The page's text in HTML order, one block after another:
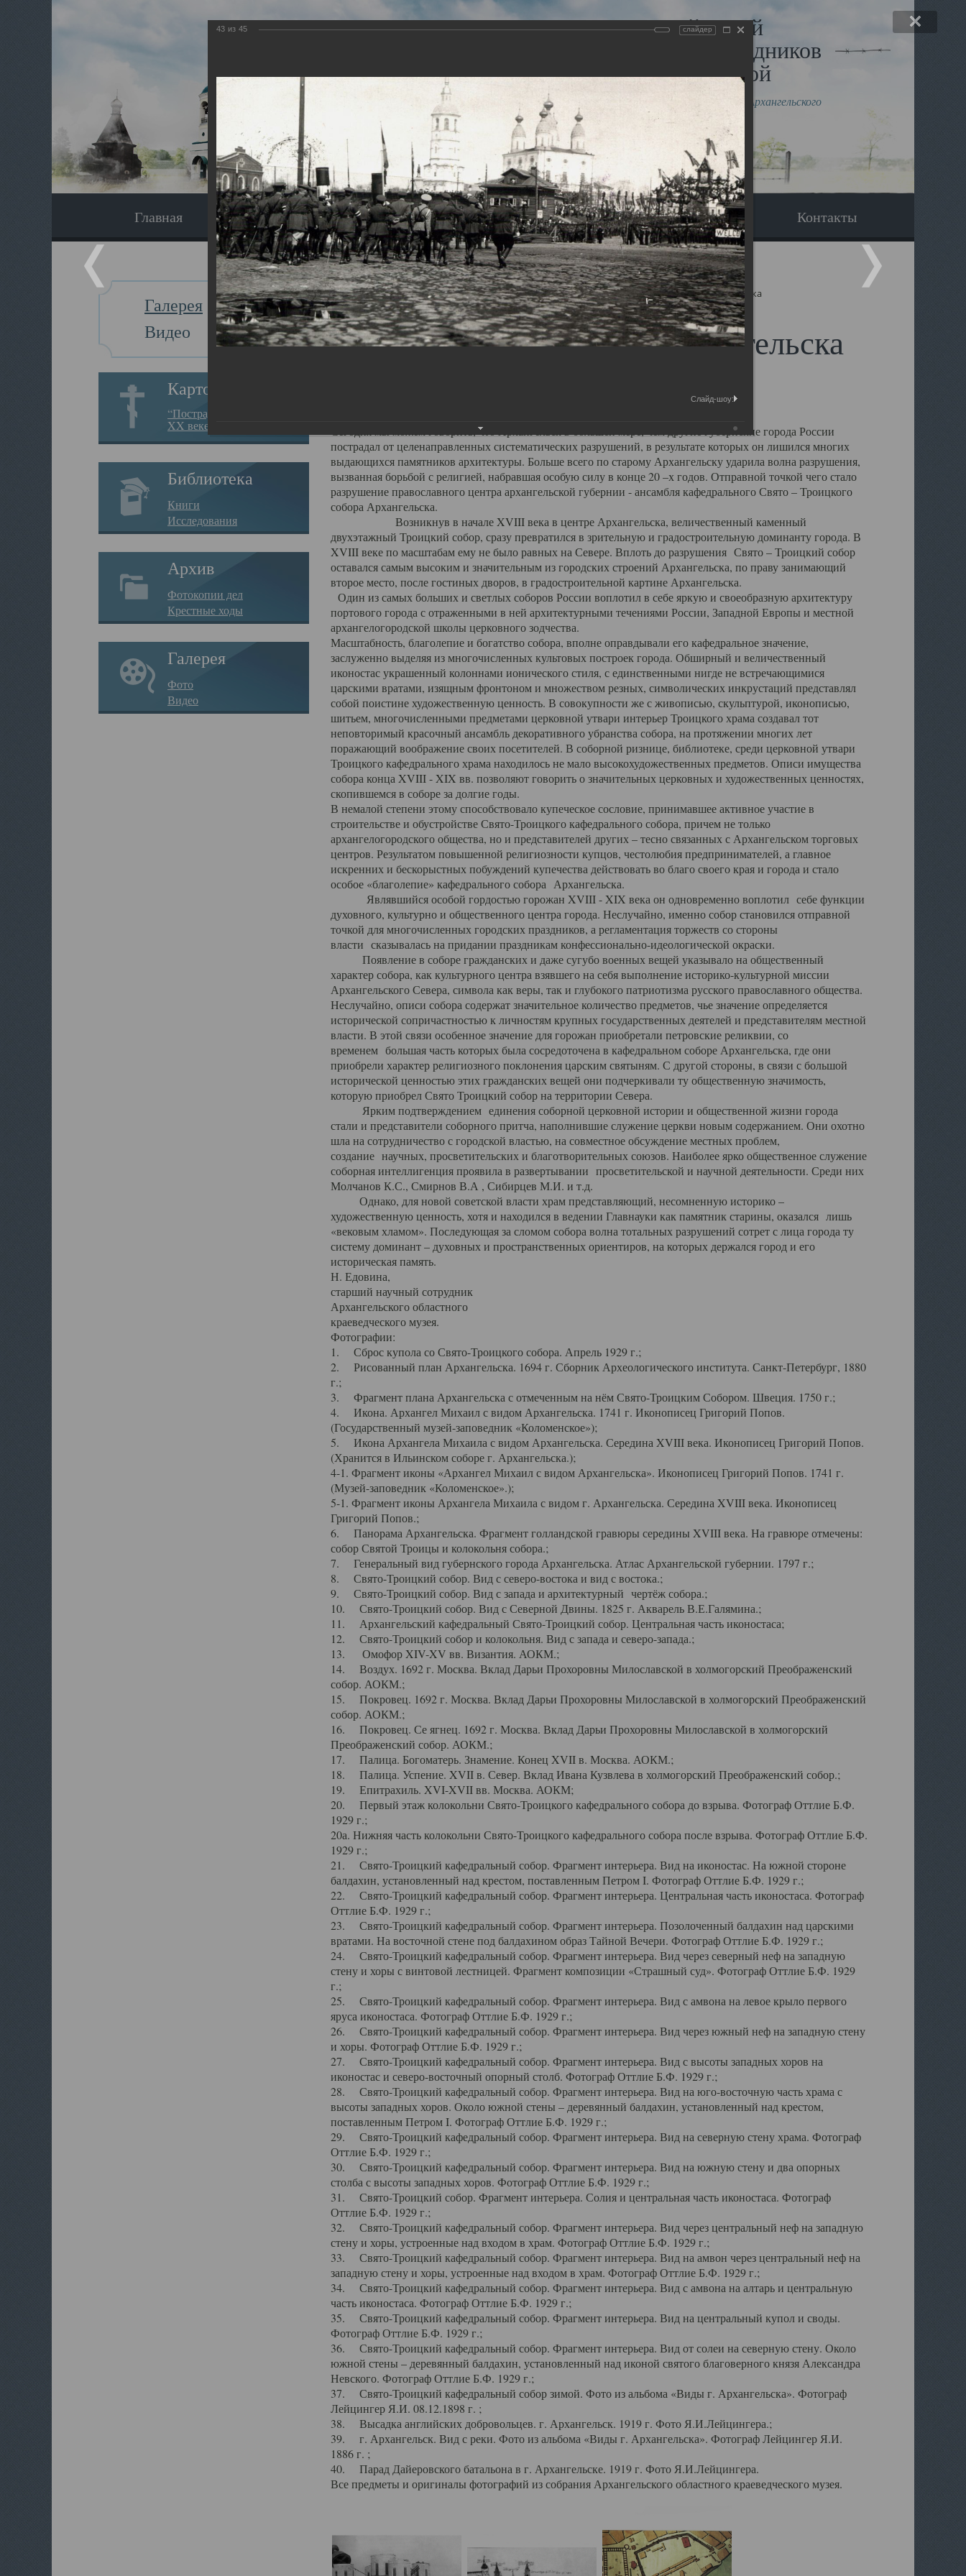
Виртуальный музей
Новомучеников и исповедников
Земли Архангельской
Сайт создан по благословлению митрополита Архангельского
и Холмогорского Даниила
Главная Экскурсия Наследники Галерея Вопрос-ответ Контакты
Галерея
Видео
Картотека
“Пострадавшие за веру в
XX веке на Севере”
Библиотека
Книги
Исследования
Архив
Фотокопии дел
Крестные ходы
Галерея
Фото
Видео
Главная Галерея Храмы-мученики Архангельска Свято-Троицкий собор Архангельска
Свято-Троицкий собор Архангельска
Сегодня мы можем говорить, что Архангельск в большей мере, чем другие губернские города России
пострадал от целенаправленных систематических разрушений, в результате которых он лишился многих
выдающихся памятников архитектуры. Больше всего по старому Архангельску ударила волна разрушения,
вызванная борьбой с религией, набравшая особую силу в конце 20 –х годов. Отправной точкой чего стало
разрушение православного центра архангельской губернии - ансамбля кафедрального Свято – Троицкого
собора Архангельска.
Возникнув в начале XVIII века в центре Архангельска, величественный каменный
двухэтажный Троицкий собор, сразу превратился в зрительную и градостроительную доминанту города. В
XVIII веке по масштабам ему не было равных на Севере. Вплоть до разрушения Свято – Троицкий собор
оставался самым высоким и значительным из городских строений Архангельска, по праву занимающий
второе место, после гостиных дворов, в градостроительной картине Архангельска.
Один из самых больших и светлых соборов России воплотил в себе яркую и своеобразную архитектуру
портового города с отраженными в ней архитектурными течениями России, Западной Европы и местной
архангелогородской школы церковного зодчества.
Масштабность, благолепие и богатство собора, вполне оправдывали его кафедральное значение,
заслуженно выделяя из многочисленных культовых построек города. Обширный и величественный
иконостас украшенный колоннами ионического стиля, с единственными нигде не встречающимися
царскими вратами, изящным фронтоном и множеством резных, символических инкрустаций представлял
собой поистине художественную ценность. В совокупности же с живописью, скульптурой, иконописью,
шитьем, многочисленными предметами церковной утвари интерьер Троицкого храма создавал тот
неповторимый красочный ансамбль декоративного убранства собора, на протяжении многих лет
поражающий воображение своих посетителей. В соборной ризнице, библиотеке, среди церковной утвари
Троицкого кафедрального храма находилось не мало высокохудожественных предметов. Описи имущества
собора конца XVIII - XIX вв. позволяют говорить о значительных церковных и художественных ценностях,
скопившемся в соборе за долгие годы.
В немалой степени этому способствовало купеческое сословие, принимавшее активное участие в
строительстве и обустройстве Свято-Троицкого кафедрального собора, причем не только
архангелогородского общества, но и представителей других – тесно связанных с Архангельском торговых
центров. Результатом повышенной религиозности купцов, честолюбия предпринимателей, а главное
искренних и бескорыстных побуждений купечества действовать во благо своего края и города и стало
особое «благолепие» кафедрального собора Архангельска.
Являвшийся особой гордостью горожан XVIII - XIX века он одновременно воплотил себе функции
духовного, культурно и общественного центра города. Неслучайно, именно собор становился отправной
точкой для многочисленных городских праздников, а регламентация торжеств со стороны
власти сказывалась на придании праздникам конфессионально-идеологической окраски.
Появление в соборе гражданских и даже сугубо военных вещей указывало на общественный
характер собора, как культурного центра взявшего на себя выполнение историко-культурной миссии
Архангельского Севера, символа как веры, так и глубокого патриотизма русского православного общества.
Неслучайно, описи собора содержат значительное количество предметов, чье значение определяется
исторической сопричастностью к личностям крупных государственных деятелей и представителям местной
власти. В этой связи особенное значение для горожан приобретали петровские реликвии, со
временем большая часть которых была сосредоточена в кафедральном соборе Архангельска, где они
приобрели характер религиозного поклонения царским святыням. С другой стороны, в связи с большой
исторической ценностью этих гражданских вещей они подчеркивали ту общественную значимость,
которую приобрел Свято Троицкий собор на территории Севера.
Ярким подтверждением единения соборной церковной истории и общественной жизни города
стали и представители соборного притча, наполнившие служение церкви новым содержанием. Они охотно
шла на сотрудничество с городской властью, на совместное обсуждение местных проблем,
создание научных, просветительских и благотворительных союзов. Наиболее ярко общественное служение
соборная интеллигенция проявила в развертывании просветительской и научной деятельности. Среди них
Молчанов К.С., Смирнов В.А , Сибирцев М.И. и т.д.
Однако, для новой советской власти храм представляющий, несомненную историко –
художественную ценность, хотя и находился в ведении Главнауки как памятник старины, оказался лишь
«вековым хламом». Последующая за сломом собора волна тотальных разрушений сотрет с лица города ту
систему доминант – духовных и пространственных ориентиров, на которых держался город и его
историческая память.
Н. Едовина,
старший научный сотрудник
Архангельского областного
краеведческого музея.
Фотографии:
1. Сброс купола со Свято-Троицкого собора. Апрель 1929 г.;
2. Рисованный план Архангельска. 1694 г. Сборник Археологического института. Санкт-Петербург, 1880
г.;
3. Фрагмент плана Архангельска с отмеченным на нём Свято-Троицким Собором. Швеция. 1750 г.;
4. Икона. Архангел Михаил с видом Архангельска. 1741 г. Иконописец Григорий Попов.
(Государственный музей-заповедник «Коломенское»);
5. Икона Архангела Михаила с видом Архангельска. Середина XVIII века. Иконописец Григорий Попов.
(Хранится в Ильинском соборе г. Архангельска.);
4-1. Фрагмент иконы «Архангел Михаил с видом Архангельска». Иконописец Григорий Попов. 1741 г.
(Музей-заповедник «Коломенское».);
5-1. Фрагмент иконы Архангела Михаила с видом г. Архангельска. Середина XVIII века. Иконописец
Григорий Попов.;
6. Панорама Архангельска. Фрагмент голландской гравюры середины XVIII века. На гравюре отмечены:
собор Святой Троицы и колокольня собора.;
7. Генеральный вид губернского города Архангельска. Атлас Архангельской губернии. 1797 г.;
8. Свято-Троицкий собор. Вид с северо-востока и вид с востока.;
9. Свято-Троицкий собор. Вид с запада и архитектурный чертёж собора.;
10. Свято-Троицкий собор. Вид с Северной Двины. 1825 г. Акварель В.Е.Галямина.;
11. Архангельский кафедральный Свято-Троицкий собор. Центральная часть иконостаса;
12. Свято-Троицкий собор и колокольня. Вид с запада и северо-запада.;
13. Омофор XIV-XV вв. Византия. АОКМ.;
14. Воздух. 1692 г. Москва. Вклад Дарьи Прохоровны Милославской в холмогорский Преображенский
собор. АОКМ.;
15. Покровец. 1692 г. Москва. Вклад Дарьи Прохоровны Милославской в холмогорский Преображенский
собор. АОКМ.;
16. Покровец. Се ягнец. 1692 г. Москва. Вклад Дарьи Прохоровны Милославской в холмогорский
Преображенский собор. АОКМ.;
17. Палица. Богоматерь. Знамение. Конец XVII в. Москва. АОКМ.;
18. Палица. Успение. XVII в. Север. Вклад Ивана Кузвлева в холмогорский Преображенский собор.;
19. Епитрахиль. XVI-XVII вв. Москва. АОКМ;
20. Первый этаж колокольни Свято-Троицкого кафедрального собора до взрыва. Фотограф Оттлие Б.Ф.
1929 г.;
20а. Нижняя часть колокольни Свято-Троицкого кафедрального собора после взрыва. Фотограф Оттлие Б.Ф.
1929 г.;
21. Свято-Троицкий кафедральный собор. Фрагмент интерьера. Вид на иконостас. На южной стороне
балдахин, установленный над крестом, поставленным Петром I. Фотограф Оттлие Б.Ф. 1929 г.;
22. Свято-Троицкий кафедральный собор. Фрагмент интерьера. Центральная часть иконостаса. Фотограф
Оттлие Б.Ф. 1929 г.;
23. Свято-Троицкий кафедральный собор. Фрагмент интерьера. Позолоченный балдахин над царскими
вратами. На восточной стене под балдахином образ Тайной Вечери. Фотограф Оттлие Б.Ф. 1929 г.;
24. Свято-Троицкий кафедральный собор. Фрагмент интерьера. Вид через северный неф на западную
стену и хоры с винтовой лестницей. Фрагмент композиции «Страшный суд». Фотограф Оттлие Б.Ф. 1929
г.;
25. Свято-Троицкий кафедральный собор. Фрагмент интерьера. Вид с амвона на левое крыло первого
яруса иконостаса. Фотограф Оттлие Б.Ф. 1929 г.;
26. Свято-Троицкий кафедральный собор. Фрагмент интерьера. Вид через южный неф на западную стену
и хоры. Фотограф Оттлие Б.Ф. 1929 г.;
27. Свято-Троицкий кафедральный собор. Фрагмент интерьера. Вид с высоты западных хоров на
иконостас и северо-восточный опорный столб. Фотограф Оттлие Б.Ф. 1929 г.;
28. Свято-Троицкий кафедральный собор. Фрагмент интерьера. Вид на юго-восточную часть храма с
высоты западных хоров. Около южной стены – деревянный балдахин, установленный над крестом,
поставленным Петром I. Фотограф Оттлие Б.Ф. 1929 г.;
29. Свято-Троицкий кафедральный собор. Фрагмент интерьера. Вид на северную стену храма. Фотограф
Оттлие Б.Ф. 1929 г.;
30. Свято-Троицкий кафедральный собор. Фрагмент интерьера. Вид на южную стену и два опорных
столба с высоты западных хоров. Фотограф Оттлие Б.Ф. 1929 г.;
31. Свято-Троицкий собор. Фрагмент интерьера. Солия и центральная часть иконостаса. Фотограф
Оттлие Б.Ф. 1929 г.;
32. Свято-Троицкий кафедральный собор. Фрагмент интерьера. Вид через центральный неф на западную
стену и хоры, устроенные над входом в храм. Фотограф Оттлие Б.Ф. 1929 г.;
33. Свято-Троицкий кафедральный собор. Фрагмент интерьера. Вид на амвон через центральный неф на
западную стену и хоры, устроенные над входом в храм. Фотограф Оттлие Б.Ф. 1929 г.;
34. Свято-Троицкий кафедральный собор. Фрагмент интерьера. Вид с амвона на алтарь и центральную
часть иконостаса. Фотограф Оттлие Б.Ф. 1929 г.;
35. Свято-Троицкий кафедральный собор. Фрагмент интерьера. Вид на центральный купол и своды.
Фотограф Оттлие Б.Ф. 1929 г.;
36. Свято-Троицкий кафедральный собор. Фрагмент интерьера. Вид от солеи на северную стену. Около
южной стены – деревянный балдахин, установленный над иконой святого благоверного князя Александра
Невского. Фотограф Оттлие Б.Ф. 1929 г.;
37. Свято-Троицкий кафедральный собор зимой. Фото из альбома «Виды г. Архангельска». Фотограф
Лейцингер Я.И. 08.12.1898 г. ;
38. Высадка английских добровольцев. г. Архангельск. 1919 г. Фото Я.И.Лейцингера.;
39. г. Архангельск. Вид с реки. Фото из альбома «Виды г. Архангельска». Фотограф Лейцингер Я.И.
1886 г. ;
40. Парад Дайеровского батальона в г. Архангельске. 1919 г. Фото Я.И.Лейцингера.
Все предметы и оригиналы фотографий из собрания Архангельского областного краеведческого музея.
43 из 45 слайдер
Слайд-шоу: